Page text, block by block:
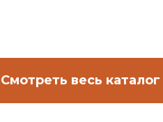
Смотреть весь каталог